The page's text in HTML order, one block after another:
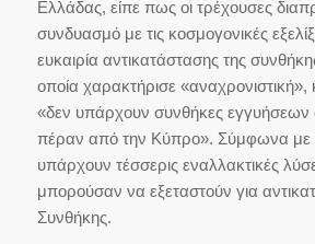
Ελλάδας, είπε πως οι τρέχουσες
συνδυασμό με τις κοσμογονικές
ευκαιρία αντικατάστασης της
οποία χαρακτήρισε
«δεν υπάρχουν συνθήκες εγγυήσεων
πέραν από την Κύπρο». Σύμφωνα με
υπάρχουν τέσσερις εναλλακτικές
μπορούσαν να εξεταστούν για
Συνθήκης.